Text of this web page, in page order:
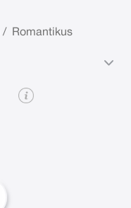
/
Romantikus